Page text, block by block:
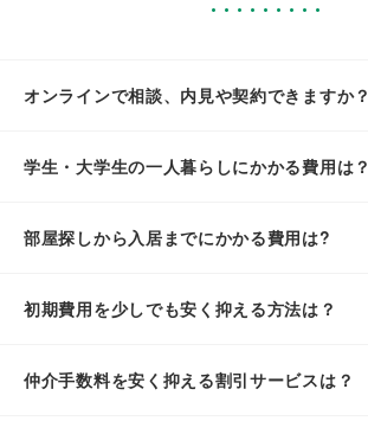
オンラインで相談、内見や契約できますか？
学生・大学生の一人暮らしにかかる費用は？
部屋探しから入居までにかかる費用は?
初期費用を少しでも安く抑える方法は？
仲介手数料を安く抑える割引サービスは？